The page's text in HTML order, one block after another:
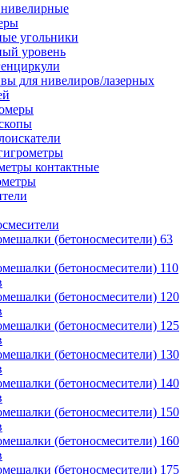
угольники
уровень
для нивелиров/лазерных
контактные
(бетоносмесители) 63
(бетоносмесители) 110
(бетоносмесители) 120
(бетоносмесители) 125
(бетоносмесители) 130
(бетоносмесители) 140
(бетоносмесители) 150
(бетоносмесители) 160
(бетоносмесители) 175